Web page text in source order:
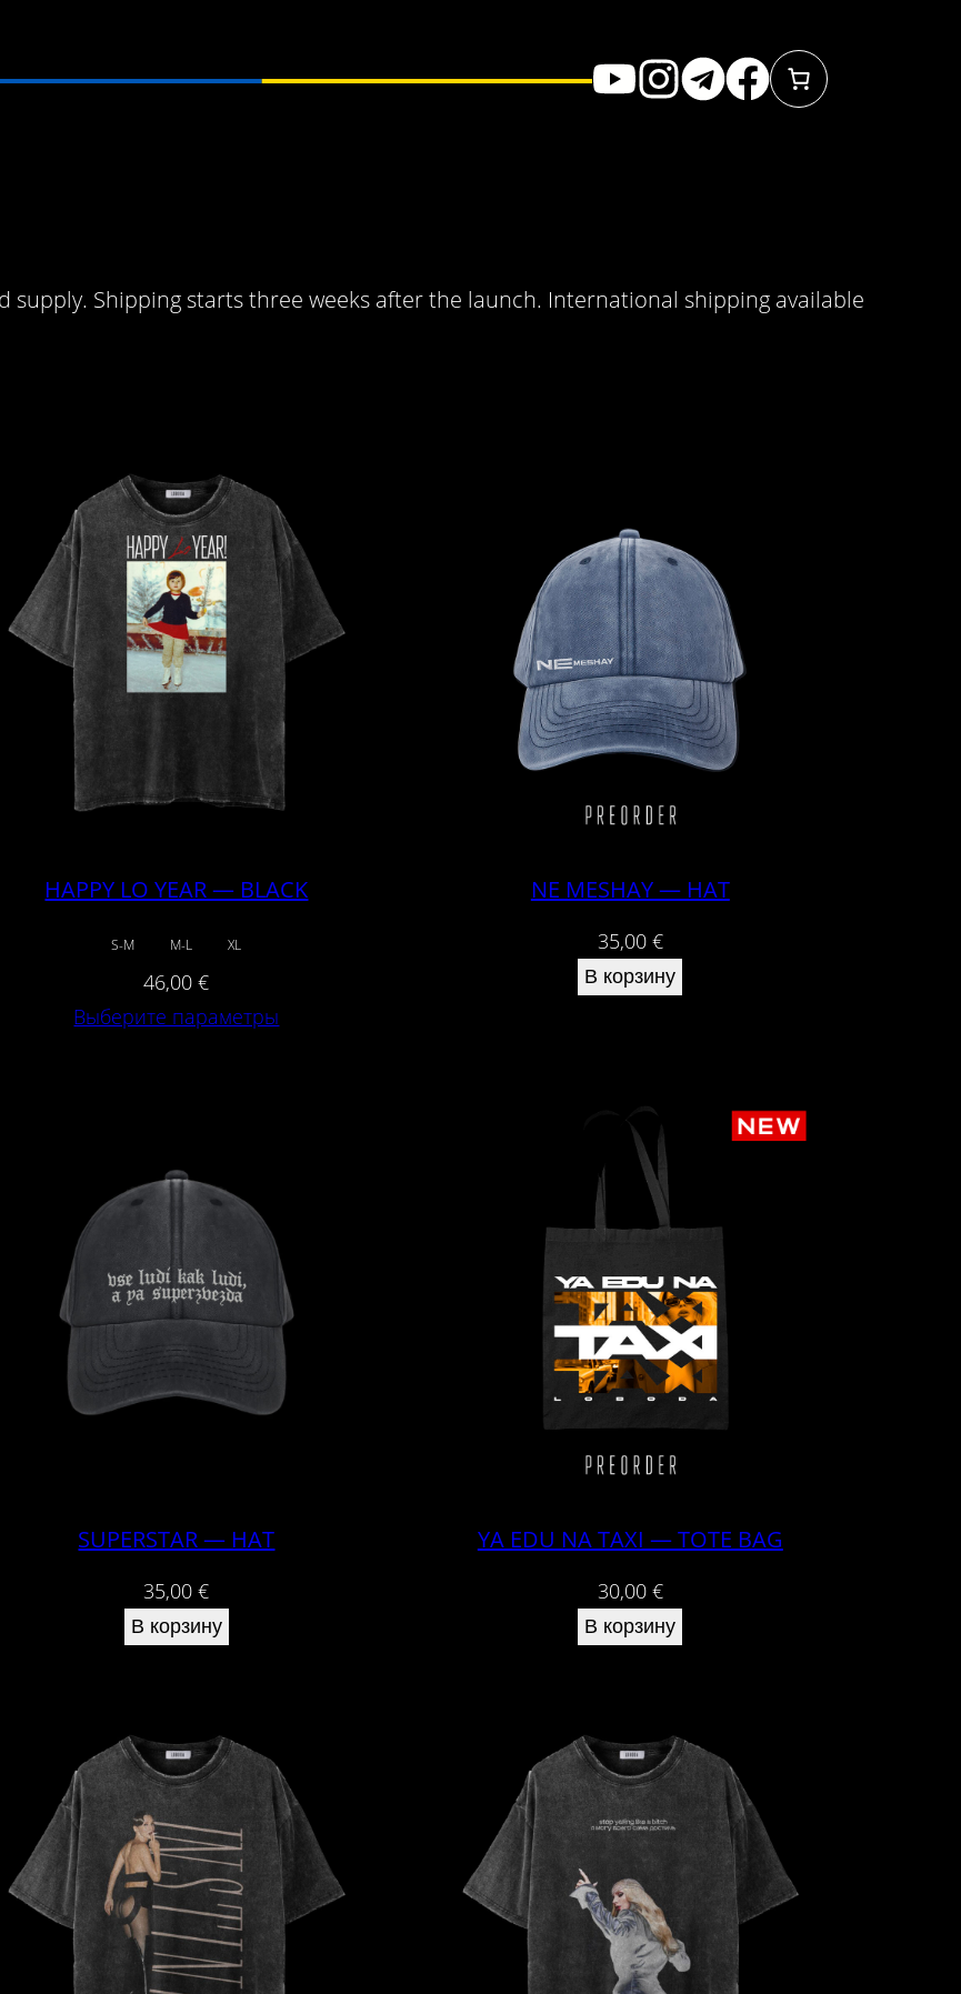
Shipping starts three weeks after the launch. International shipping available
HAPPY LO YEAR — BLACK
S-M M-L XL
46,00€
Выберите параметры
NE MESHAY — HAT
35,00 €
В корзину
SUPERSTAR — HAT
35,00€
В корзину
YA EDU NA TAXI — TOTE BAG
30,00 €
В корзину